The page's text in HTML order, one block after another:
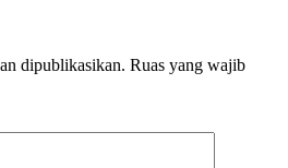
dipublikasikan. Ruas yang wajib